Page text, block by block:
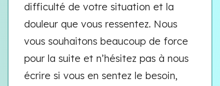
difficulté de votre situation et la
douleur que vous ressentez. Nous
vous souhaitons beaucoup de force
pour la suite et n’hésitez pas à nous
écrire si vous en sentez le besoin,